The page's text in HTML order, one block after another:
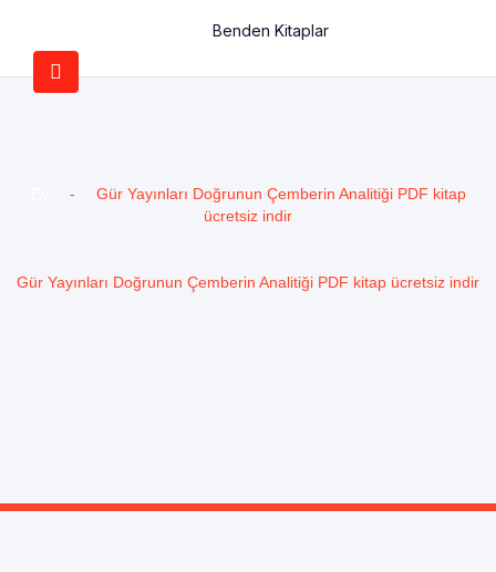
Benden Kitaplar
-
Gür Yayınları Doğrunun Çemberin Analitiği PDF kitap
ücretsiz indir
Gür Yayınları Doğrunun Çemberin Analitiği PDF kitap ücretsiz indir